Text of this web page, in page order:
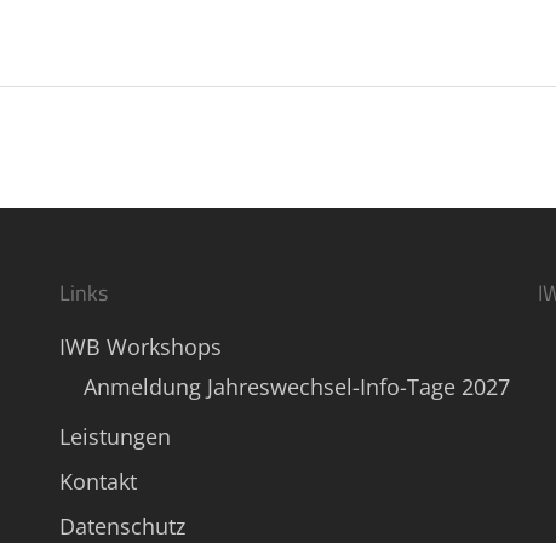
Links
IWB Workshops
Anmeldung Jahreswechsel-Info-Tage 2027
Leistungen
Kontakt
Datenschutz